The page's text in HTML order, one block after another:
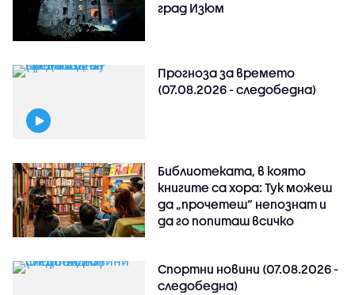
град Изюм
Прогноза за времето
(07.08.2026 - следобедна)
Библиотеката, в която
книгите са хора: Тук можеш
да „прочетеш“ непознат и
да го попиташ всичко
Спортни новини (07.08.2026 -
следобедна)